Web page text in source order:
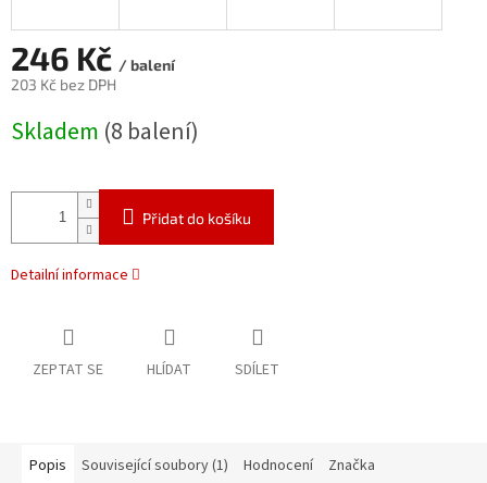
246 Kč / balení
203 Kč bez DPH
cena:
Skladem (8 balení)
Přidat do košíku
Detailní informace
ZEPTAT SE HLÍDAT SDÍLET
Popis Související soubory (1) Hodnocení Značka